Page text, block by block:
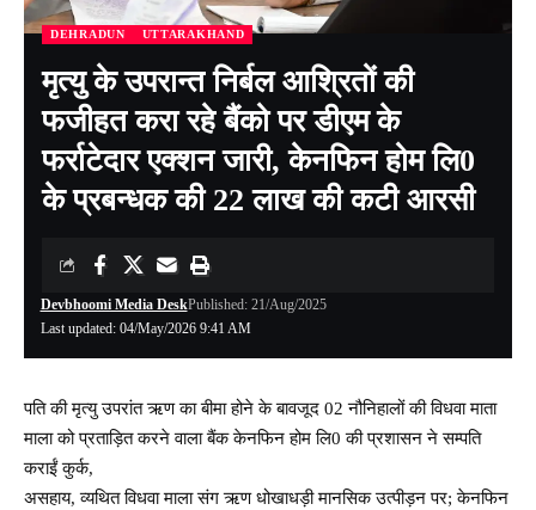
DEHRADUN UTTARAKHAND
मृत्यु के उपरान्त निर्बल आश्रितों की
फजीहत करा रहे बैंको पर डीएम के
फर्राटेदार एक्शन जारी, केनफिन होम लि0
के प्रबन्धक की 22 लाख की कटी आरसी
Last updated: 04/May/2026 9:41 AM
Devbhoomi Media DeskPublished: 21/Aug/2025
पति की मृत्यु उपरांत ऋण का बीमा होने के बावजूद 02 नौनिहालों की विधवा माता
माला को प्रताड़ित करने वाला बैंक केनफिन होम लि0 की प्रशासन ने सम्पति
कराईं कुर्क,
असहाय, व्यथित विधवा माला संग ऋण धोखाधड़ी मानसिक उत्पीड़न पर; केनफिन